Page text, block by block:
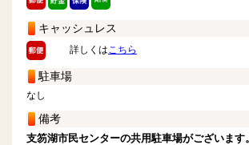
キャッシュレス
詳しくはこちら
駐車場
なし
備考
支笏湖市民センターの共用駐車場がございます。